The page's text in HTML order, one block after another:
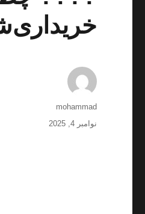
نویسنده
mohammad
ارسال
نوامبر 4, 2025